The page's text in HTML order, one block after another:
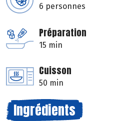
6 personnes
Préparation
15 min
Cuisson
50 min
Ingrédients